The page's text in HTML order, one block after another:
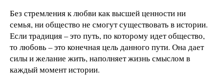
Без стремления к любви как высшей ценности ни
семья, ни общество не смогут существовать в истории.
Если традиция – это путь, по которому идет общество,
то любовь – это конечная цель данного пути. Она дает
силы и желание жить, наполняет жизнь смыслом в
каждый момент истории.